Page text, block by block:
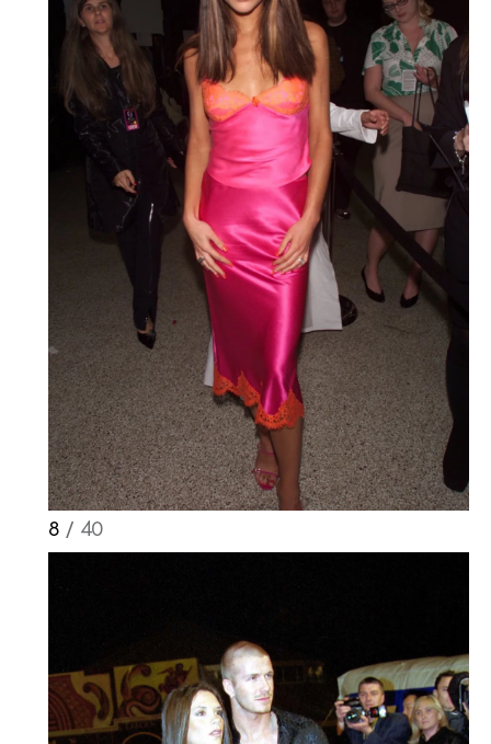
Haftalık E-Bülten
Moda dünyasında neler oluyor? Yeni
fikirler, öne çıkan koleksiyonlar, en
vogue trendler, ünlülerden güzelllik
sırları ve en popüler partilerden
haberdar olmak için haftalık e-
8 / 40